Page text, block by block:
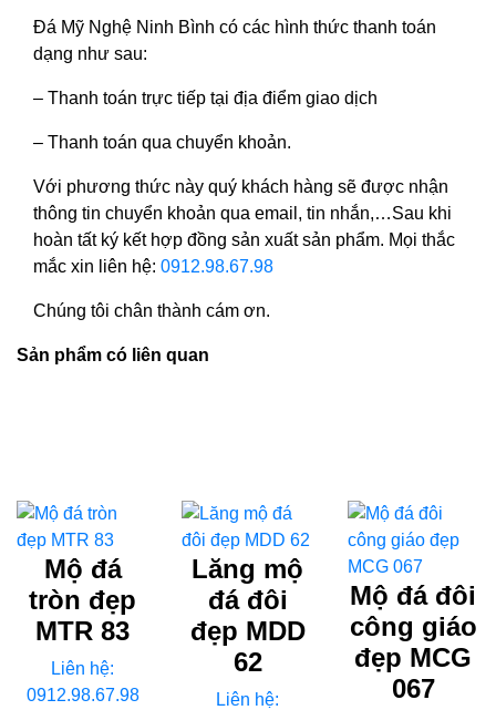
Đá Mỹ Nghệ Ninh Bình có các hình thức thanh toán
dạng như sau:
– Thanh toán trực tiếp tại địa điểm giao dịch
– Thanh toán qua chuyển khoản.
Với phương thức này quý khách hàng sẽ được nhận
thông tin chuyển khoản qua email, tin nhắn,…Sau khi
hoàn tất ký kết hợp đồng sản xuất sản phẩm. Mọi thắc
mắc xin liên hệ: 0912.98.67.98
Chúng tôi chân thành cám ơn.
Sản phẩm có liên quan
Mộ đá
tròn đẹp
MTR 83
Liên hệ:
0912.98.67.98
Lăng mộ
đá đôi
đẹp MDD
62
Liên hệ:
Mộ đá đôi
công giáo
đẹp MCG
067